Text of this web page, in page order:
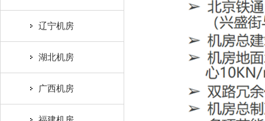
辽宁机房
湖北机房
广西机房